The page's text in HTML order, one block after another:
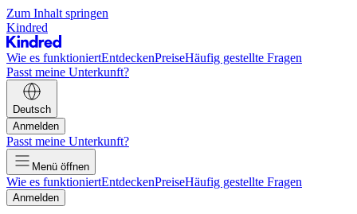
Zum Inhalt springen
Kindred
Wie es funktioniertEntdeckenPreiseHäufig gestellte Fragen
Passt meine Unterkunft?
Deutsch
Anmelden
Passt meine Unterkunft?
Menü öffnen
Wie es funktioniertEntdeckenPreiseHäufig gestellte Fragen
Anmelden